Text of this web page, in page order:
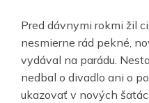
Pred dávnymi rokmi žil
nesmierne rád pekné,
vydával na parádu.
nedbal o divadlo ani o
ukazovať v nových